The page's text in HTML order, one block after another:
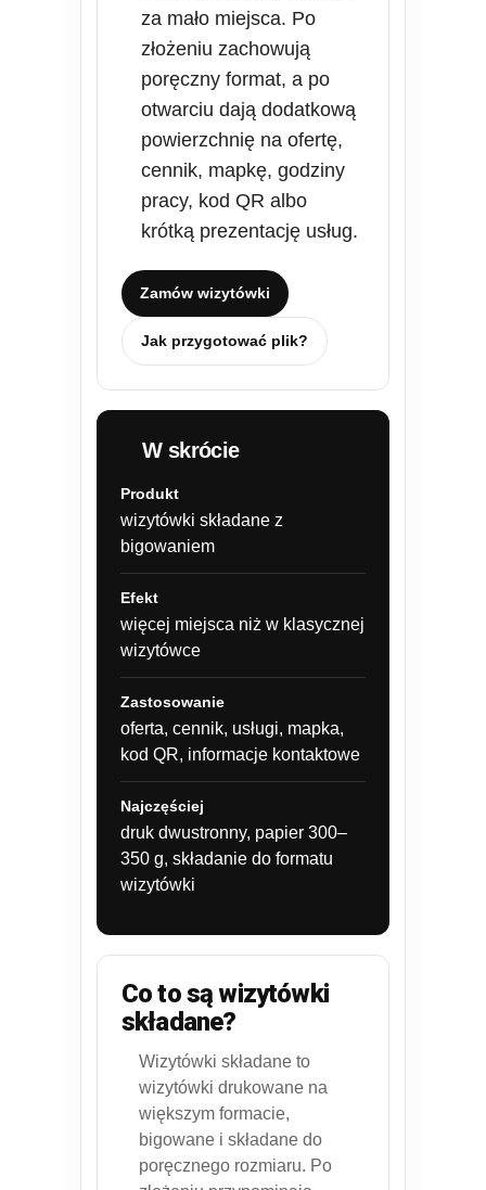
za mało miejsca. Po
złożeniu zachowują
poręczny format, a po
otwarciu dają dodatkową
powierzchnię na ofertę,
cennik, mapkę, godziny
pracy, kod QR albo
krótką prezentację usług.
Zamów wizytówki
Jak przygotować plik?
W skrócie
Produkt
wizytówki składane z
bigowaniem
Efekt
więcej miejsca niż w klasycznej
wizytówce
Zastosowanie
oferta, cennik, usługi, mapka,
kod QR, informacje kontaktowe
Najczęściej
druk dwustronny, papier 300–
350 g, składanie do formatu
wizytówki
Co to są wizytówki
składane?
Wizytówki składane to
wizytówki drukowane na
większym formacie,
bigowane i składane do
poręcznego rozmiaru. Po